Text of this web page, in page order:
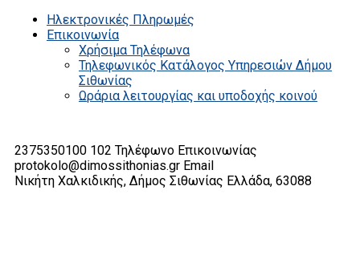
Ηλεκτρονικές Πληρωμές
Επικοινωνία
Χρήσιμα Τηλέφωνα
Τηλεφωνικός Κατάλογος Υπηρεσιών Δήμου
Σιθωνίας
Ωράρια λειτουργίας και υποδοχής κοινού
2375350100 102 Τηλέφωνο Επικοινωνίας
protokolo@dimossithonias.gr Email
Νικήτη Χαλκιδικής, Δήμος Σιθωνίας Ελλάδα, 63088